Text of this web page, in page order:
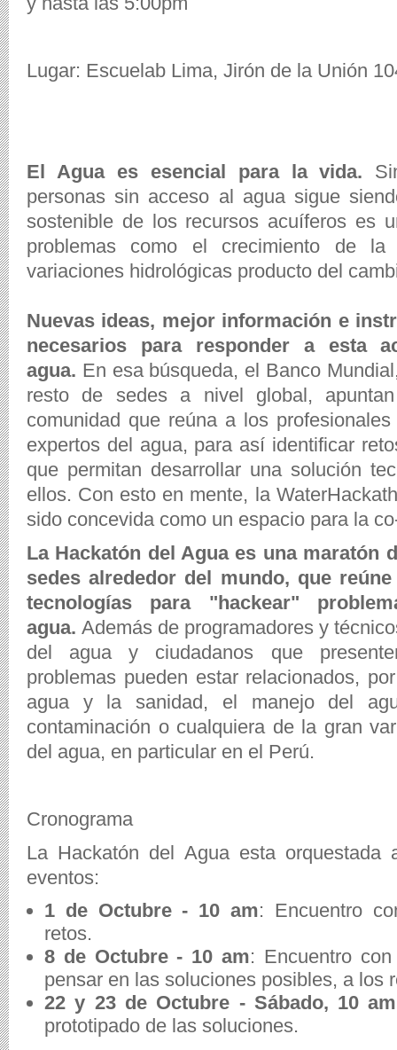
Lugar: Escuelab Lima, Jirón de la Unión
El Agua es esencial para la vida.
personas sin acceso al agua sigue
sostenible de los recursos acuíferos es
problemas como el crecimiento de
variaciones hidrológicas producto del
Nuevas ideas, mejor información e
necesarios para responder a esta
agua. En esa búsqueda, el Banco
resto de sedes a nivel global,
comunidad que reúna a los
expertos del agua, para así identificar
que permitan desarrollar una solución
ellos. Con esto en mente, la
sido concevida como un espacio para la
La Hackatón del Agua es una maratón
sedes alrededor del mundo, que
tecnologías para "hackear"
agua. Además de programadores y
del agua y ciudadanos que
problemas pueden estar relacionados,
agua y la sanidad, el manejo del
contaminación o cualquiera de la gran
del agua, en particular en el Perú.
Cronograma
La Hackatón del Agua esta orquestada
eventos:
1 de Octubre - 10 am: Encuentro
retos.
8 de Octubre - 10 am: Encuentro
pensar en las soluciones posibles, a los
22 y 23 de Octubre - Sábado, 10 am
prototipado de las soluciones.